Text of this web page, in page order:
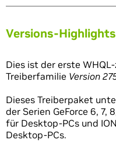
Versions-Highlights
Dies ist der erste
Treiberfamilie Version
Dieses Treiberpaket
der Serien GeForce 6, 7,
für Desktop-PCs und
Desktop-PCs.